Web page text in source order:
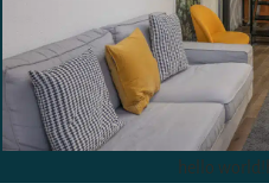
hello world!